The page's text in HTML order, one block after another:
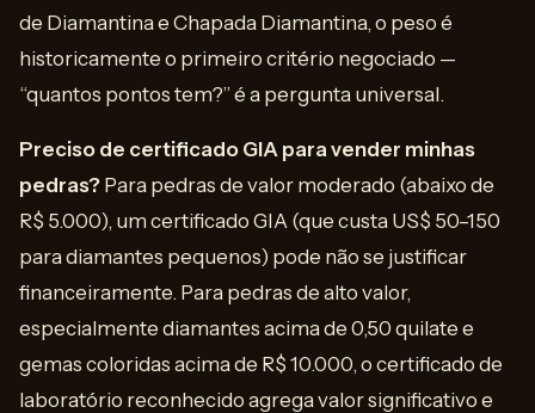
de Diamantina e Chapada Diamantina, o peso é
historicamente o primeiro critério negociado —
“quantos pontos tem?” é a pergunta universal.
Preciso de certificado GIA para vender minhas
pedras? Para pedras de valor moderado (abaixo de
R$ 5.000), um certificado GIA (que custa US$ 50–150
para diamantes pequenos) pode não se justificar
financeiramente. Para pedras de alto valor,
especialmente diamantes acima de 0,50 quilate e
gemas coloridas acima de R$ 10.000, o certificado de
laboratório reconhecido agrega valor significativo e